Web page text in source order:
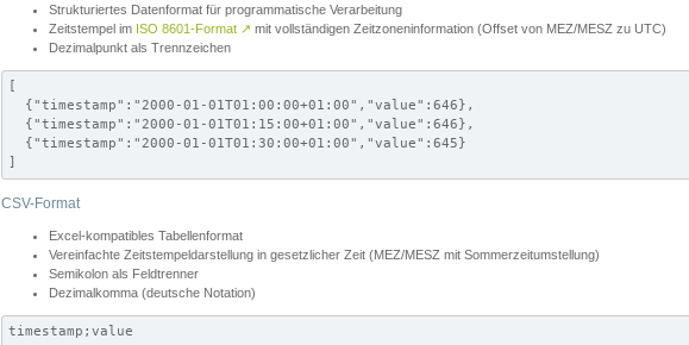
Strukturiertes Datenformat für programmatische Verarbeitung
Zeitstempel im ISO 8601-Format ↗ mit vollständigen Zeitzoneninformation (Offset von MEZ/MESZ zu UTC)
Dezimalpunkt als Trennzeichen
[
  {"timestamp":"2000-01-01T01:00:00+01:00","value":646},
  {"timestamp":"2000-01-01T01:15:00+01:00","value":646},
  {"timestamp":"2000-01-01T01:30:00+01:00","value":645}
]
CSV-Format
Excel-kompatibles Tabellenformat
Vereinfachte Zeitstempeldarstellung in gesetzlicher Zeit (MEZ/MESZ mit Sommerzeitumstellung)
Semikolon als Feldtrenner
Dezimalkomma (deutsche Notation)
timestamp;value